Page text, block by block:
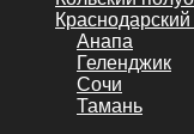
Краснодарский
Анапа
Геленджик
Сочи
Тамань